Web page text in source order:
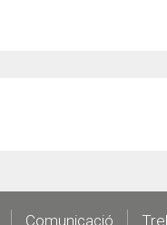
Comunicació